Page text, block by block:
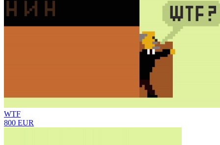
WTF
800 EUR